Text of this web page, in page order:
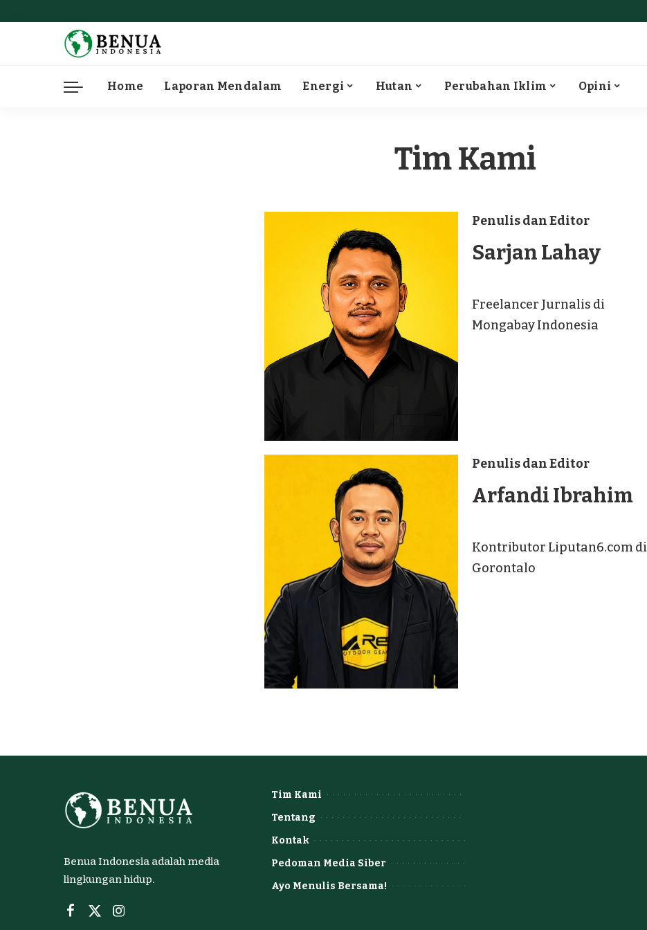
Home Laporan Mendalam Energi Hutan Perubahan Iklim Opini
Tim Kami
Penulis dan Editor
Sarjan Lahay
Freelancer Jurnalis di
Mongabay Indonesia
Penulis dan Editor
Arfandi Ibrahim
Kontributor Liputan6.com di
Gorontalo
Benua Indonesia adalah media
lingkungan hidup.
Tim Kami
Tentang
Kontak
Pedoman Media Siber
Ayo Menulis Bersama!